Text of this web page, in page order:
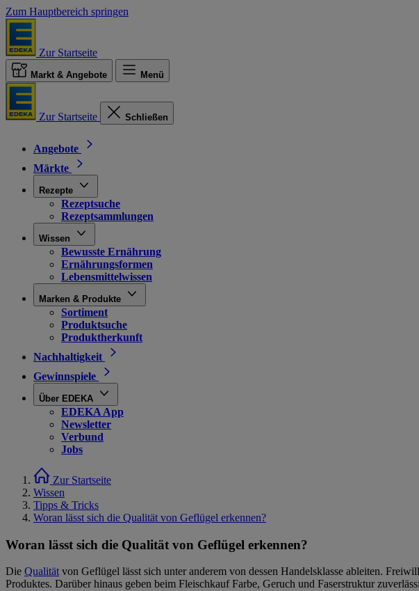
Zum Hauptbereich springen
Zur Startseite
Markt & Angebote Menü
Zur Startseite Schließen
Angebote
Märkte
Rezepte
Rezeptsuche
Rezeptsammlungen
Wissen
Bewusste Ernährung
Ernährungsformen
Lebensmittelwissen
Marken & Produkte
Sortiment
Produktsuche
Produktherkunft
Nachhaltigkeit
Gewinnspiele
Über EDEKA
EDEKA App
Newsletter
Verbund
Jobs
Zur Startseite
Wissen
Tipps & Tricks
Woran lässt sich die Qualität von Geflügel erkennen?
Woran lässt sich die Qualität von Geflügel erkennen?
Die Qualitätvon Geflügel lässt sich unter anderem von dessen Handelsklasse ableiten.
Produktes. Darüber hinaus geben beim Fleischkauf Farbe, Geruch und Faserstruktur